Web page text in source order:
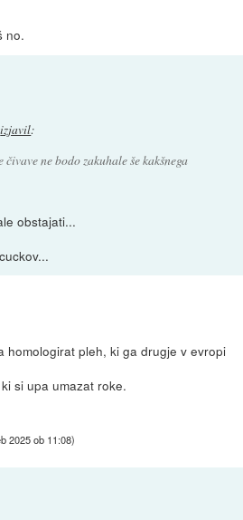
no.
izjavil:
ne bodo zakuhale še kakšnega
obstajati...
homologirat pleh, ki ga drugje v evropi
si upa umazat roke.
2025 ob 11:08)